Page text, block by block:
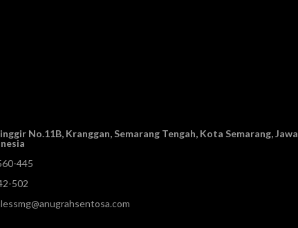
No.11B, Kranggan,Semarang Tengah, Kota Semarang, Jawa
445
502